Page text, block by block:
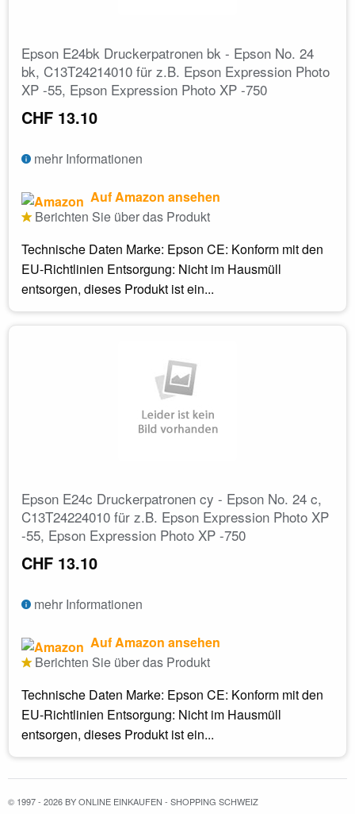
Epson E24bk Druckerpatronen bk - Epson No. 24
bk, C13T24214010 für z.B. Epson Expression Photo
XP -55, Epson Expression Photo XP -750
CHF 13.10
mehr Informationen
Auf Amazon ansehen
Berichten Sie über das Produkt
Technische Daten Marke: Epson CE: Konform mit den
EU-Richtlinien Entsorgung: Nicht im Hausmüll
entsorgen, dieses Produkt ist ein...
Epson E24c Druckerpatronen cy - Epson No. 24 c,
C13T24224010 für z.B. Epson Expression Photo XP
-55, Epson Expression Photo XP -750
CHF 13.10
mehr Informationen
Auf Amazon ansehen
Berichten Sie über das Produkt
Technische Daten Marke: Epson CE: Konform mit den
EU-Richtlinien Entsorgung: Nicht im Hausmüll
entsorgen, dieses Produkt ist ein...
© 1997 - 2026 BY ONLINE EINKAUFEN - SHOPPING SCHWEIZ